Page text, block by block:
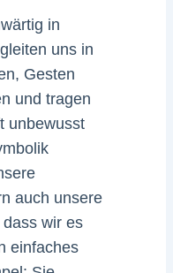
in
uns in
Gesten
und tragen
unbewusst
auch unsere
wir es
einfaches